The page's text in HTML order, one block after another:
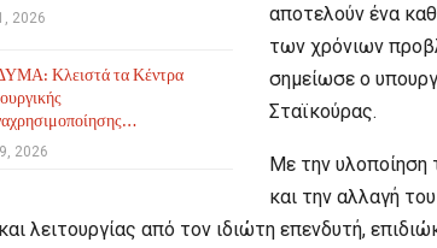
2026
Κλειστά τα Κέντρα
2026
αποτελούν ένα
των χρόνιων
σημείωσε ο
Σταϊκούρας.
Με την
και την αλλαγή
λειτουργίας από τον ιδιώτη επενδυτή,